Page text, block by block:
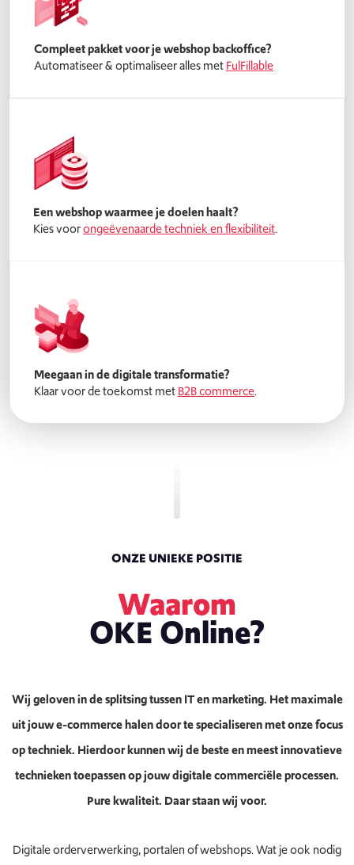
Compleet pakket voor je webshop backoffice?
Automatiseer & optimaliseer alles metFulFillable
Een webshop waarmee je doelen haalt?
Kies voorongeëvenaarde techniek en flexibiliteit.
Meegaan in de digitale transformatie?
Klaar voor de toekomst metB2B commerce.
ONZE UNIEKE POSITIE
Waarom
OKE Online?
Wij geloven in de splitsing tussen IT en marketing. Het maximale
uit jouw e-commerce halen door te specialiseren met onze focus
op techniek. Hierdoor kunnen wij de beste en meest innovatieve
technieken toepassen op jouw digitale commerciële processen.
Pure kwaliteit. Daar staan wij voor.
Digitale orderverwerking, portalen of webshops. Wat je ook nodig